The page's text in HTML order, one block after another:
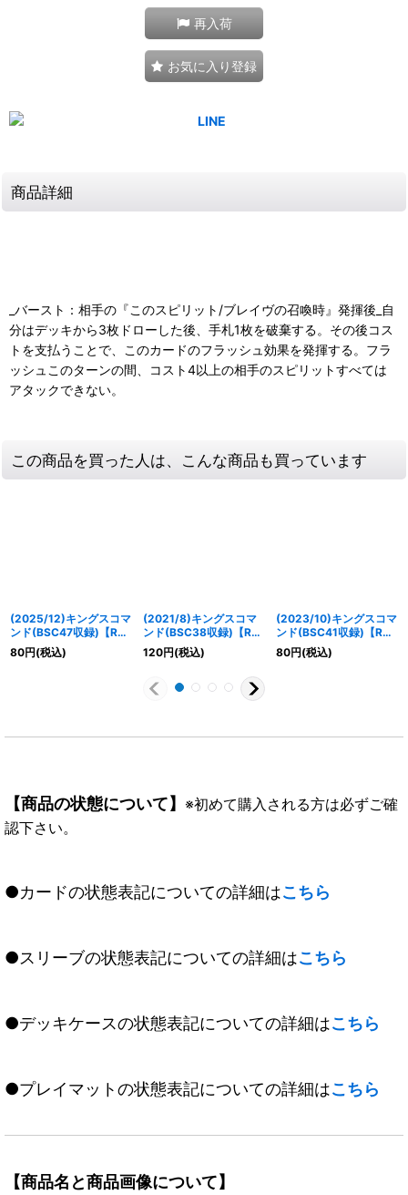
再入荷
お気に入り登録
商品詳細
_バースト：相手の『このスピリット/ブレイヴの召喚時』発揮後_自
分はデッキから3枚ドローした後、手札1枚を破棄する。その後コス
トを支払うことで、このカードのフラッシュ効果を発揮する。フラ
ッシュこのターンの間、コスト4以上の相手のスピリットすべては
アタックできない。
この商品を買った人は、こんな商品も買っています
(2025/12)キングスコマ
ンド(BSC47収録)【R】
{SD24-013}《青》
80円(税込)
(2021/8)キングスコマ
ンド(BSC38収録)【R】
{SD24-013}《青》
120円(税込)
(2023/10)キングスコマ
ンド(BSC41収録)【R】
{SD24-013}《青》
80円(税込)
【商品の状態について】 ※初めて購入される方は必ずご確
認下さい。
●カードの状態表記についての詳細はこちら
●スリーブの状態表記についての詳細はこちら
●デッキケースの状態表記についての詳細はこちら
●プレイマットの状態表記についての詳細はこちら
【商品名と商品画像について】